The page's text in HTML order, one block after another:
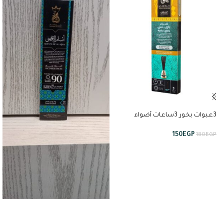
3عبوات بخور 3ساعات أضواء
180EGP
150EGP